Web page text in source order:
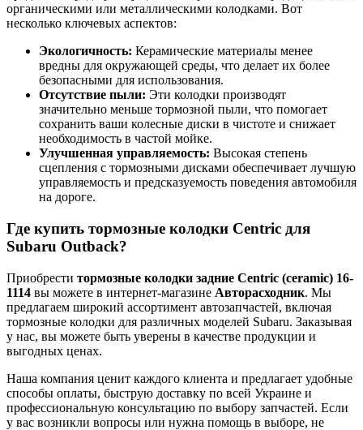
органическими или металлическими колодками. Вот
несколько ключевых аспектов:
Экологичность: Керамические материалы менее
вредны для окружающей среды, что делает их более
безопасными для использования.
Отсутствие пыли: Эти колодки производят
значительно меньше тормозной пыли, что помогает
сохранить ваши колесные диски в чистоте и снижает
необходимость в частой мойке.
Улучшенная управляемость: Высокая степень
сцепления с тормозными дисками обеспечивает лучшую
управляемость и предсказуемость поведения автомобиля
на дороге.
Где купить тормозные колодки Centric для
Subaru Outback?
Приобрести тормозные колодки задние Centric (ceramic) 16-
1114 вы можете в интернет-магазине Авторасходник. Мы
предлагаем широкий ассортимент автозапчастей, включая
тормозные колодки для различных моделей Subaru. Заказывая
у нас, вы можете быть уверены в качестве продукции и
выгодных ценах.
Наша компания ценит каждого клиента и предлагает удобные
способы оплаты, быструю доставку по всей Украине и
профессиональную консультацию по выбору запчастей. Если
у вас возникли вопросы или нужна помощь в выборе, не